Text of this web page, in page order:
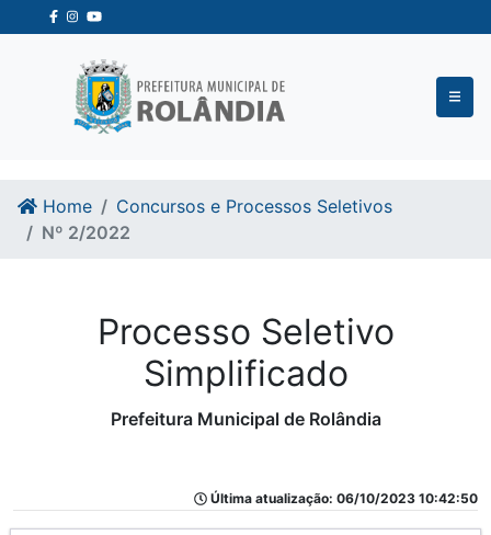
Ir para o conteudo
Ir para o fim do conteudo
Home
Concursos e Processos Seletivos
Nº 2/2022
Processo Seletivo
Simplificado
Prefeitura Municipal de Rolândia
Última atualização: 06/10/2023 10:42:50